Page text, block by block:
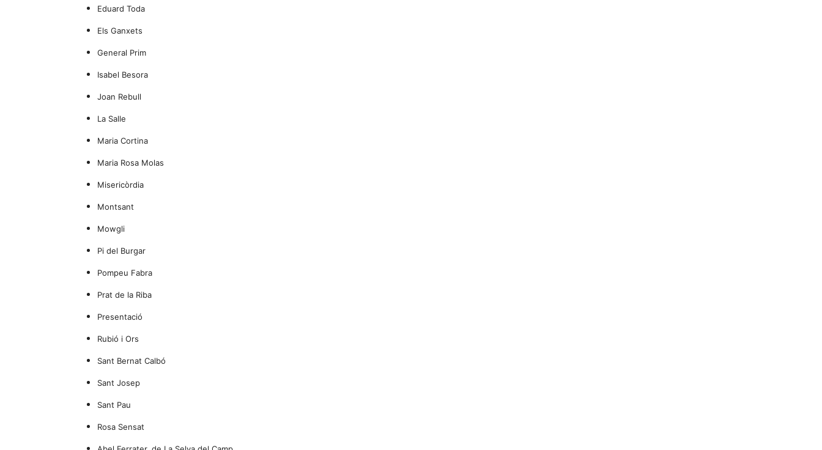
Eduard Toda
Els Ganxets
General Prim
Isabel Besora
Joan Rebull
La Salle
Maria Cortina
Maria Rosa Molas
Misericòrdia
Montsant
Mowgli
Pi del Burgar
Pompeu Fabra
Prat de la Riba
Presentació
Rubió i Ors
Sant Bernat Calbó
Sant Josep
Sant Pau
Rosa Sensat